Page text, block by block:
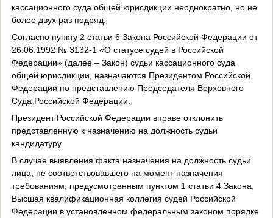
кассационного суда общей юрисдикции неоднократно, но не
более двух раз подряд.
Согласно пункту 2 статьи 6 Закона Российской Федерации от
26.06.1992 № 3132-1 «О статусе судей в Российской
Федерации» (далее – Закон) судьи кассационного суда
общей юрисдикции, назначаются Президентом Российской
Федерации по представлению Председателя Верховного
Суда Российской Федерации.
Президент Российской Федерации вправе отклонить
представленную к назначению на должность судьи
кандидатуру.
В случае выявления факта назначения на должность судьи
лица, не соответствовавшего на момент назначения
требованиям, предусмотренным пунктом 1 статьи 4 Закона,
Высшая квалификационная коллегия судей Российской
Федерации в установленном федеральным законом порядке